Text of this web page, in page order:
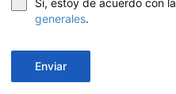
Sí, estoy de acuerdo con la
generales.
Enviar